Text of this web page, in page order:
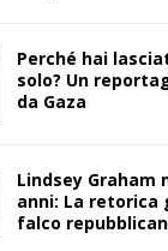
Perché hai
solo? Un
da Gaza
Lindsey Graham
anni: La retorica
falco